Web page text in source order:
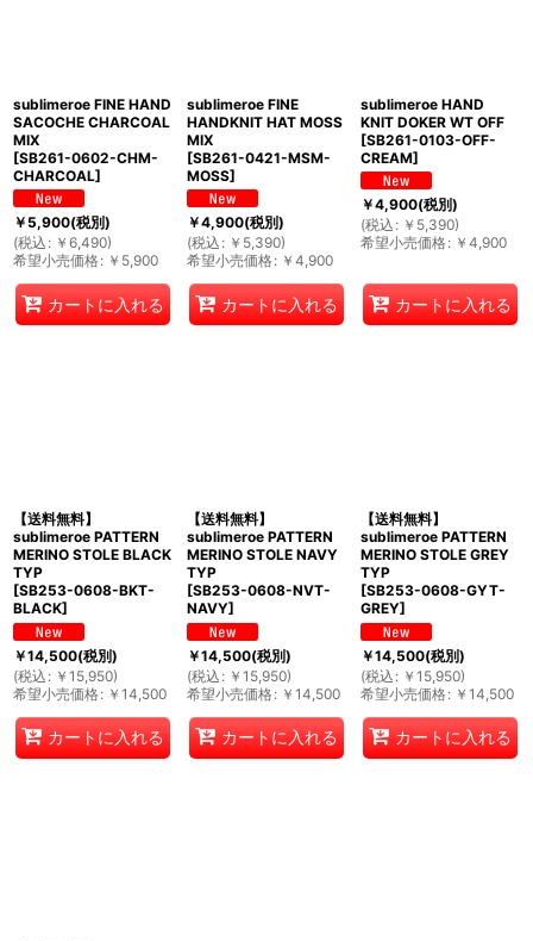
sublimeroe FINE HAND
SACOCHE CHARCOAL
MIX
[SB261-0602-CHM-
CHARCOAL]
￥5,900(税別)
(税込 : ￥ 6,490)
希望小売価格: ￥ 5,900
カートに入れる
sublimeroe FINE
HANDKNIT HAT MOSS
MIX
[SB261-0421-MSM-
MOSS]
￥4,900(税別)
(税込 : ￥ 5,390)
希望小売価格: ￥ 4,900
カートに入れる
sublimeroe HAND
KNIT DOKER WT OFF
[SB261-0103-OFF-
CREAM]
￥4,900(税別)
(税込 : ￥ 5,390)
希望小売価格: ￥ 4,900
カートに入れる
【送料無料】
sublimeroe PATTERN
MERINO STOLE BLACK
TYP
[SB253-0608-BKT-
BLACK]
￥14,500(税別)
(税込 : ￥ 15,950)
希望小売価格: ￥ 14,500
カートに入れる
【送料無料】
sublimeroe PATTERN
MERINO STOLE NAVY
TYP
[SB253-0608-NVT-
NAVY]
￥14,500(税別)
(税込 : ￥ 15,950)
希望小売価格: ￥ 14,500
カートに入れる
【送料無料】
sublimeroe PATTERN
MERINO STOLE GREY
TYP
[SB253-0608-GYT-
GREY]
￥14,500(税別)
(税込 : ￥ 15,950)
希望小売価格: ￥ 14,500
カートに入れる